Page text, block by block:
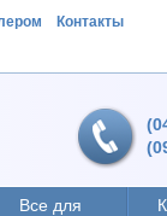
Контакты
Все для